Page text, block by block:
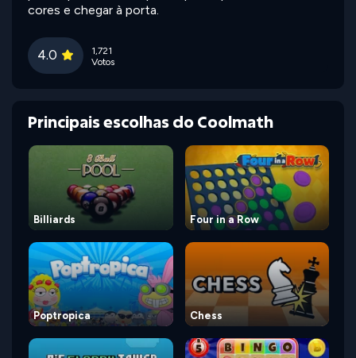
cores e chegar à porta.
4.0
1,721
Votos
Principais escolhas do Coolmath
Billiards Four in a Row
Poptropica Chess